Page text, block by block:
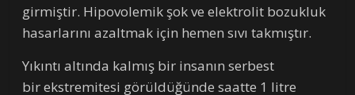
girmiştir. Hipovolemik şok ve elektrolit bozukluk
hasarlarını azaltmak için hemen sıvı takmıştır.
Yıkıntı altında kalmış bir insanın serbest
bir ekstremitesi görüldüğünde saatte 1 litre